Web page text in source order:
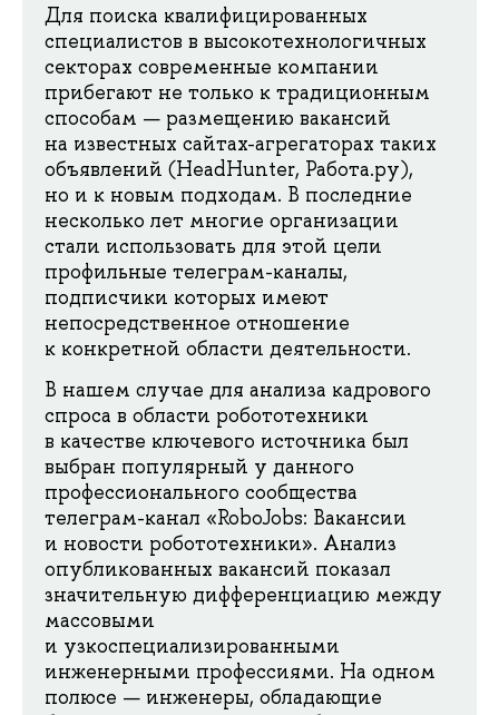
Для поиска квалифицированных
специалистов в высокотехнологичных
секторах современные компании
прибегают не только к традиционным
способам — размещению вакансий
на известных сайтах-агрегаторах таких
объявлений (HeadHunter, Работа.ру),
но и к новым подходам. В последние
несколько лет многие организации
стали использовать для этой цели
профильные телеграм-каналы,
подписчики которых имеют
непосредственное отношение
к конкретной области деятельности.
В нашем случае для анализа кадрового
спроса в области робототехники
в качестве ключевого источника был
выбран популярный у данного
профессионального сообщества
телеграм-канал «RoboJobs: Вакансии
и новости робототехники». Анализ
опубликованных вакансий показал
значительную дифференциацию между
массовыми
и узкоспециализированными
инженерными профессиями. На одном
полюсе — инженеры, обладающие